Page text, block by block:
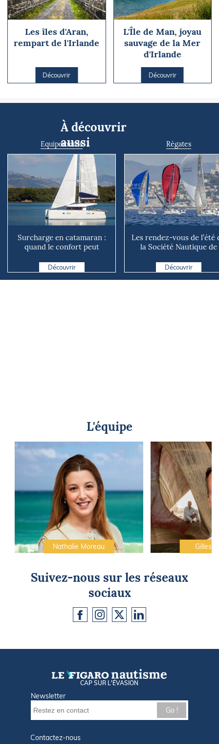
Les îles d'Aran,
rempart de l'Irlande
Découvrir
L'Île de Man, joyau
sauvage de la Mer
d'Irlande
Découvrir
À découvrir
aussi
Equipements
Surcharge en catamaran :
quand le confort peut
Découvrir
Régates
Les rendez-vous de l’été
la Société Nautique de
Découvrir
L'équipe
Nathalie Moreau Gilles
Suivez-nous sur les réseaux
sociaux
CAP SUR L'ÉVASION
Newsletter
Go !
Contactez-nous